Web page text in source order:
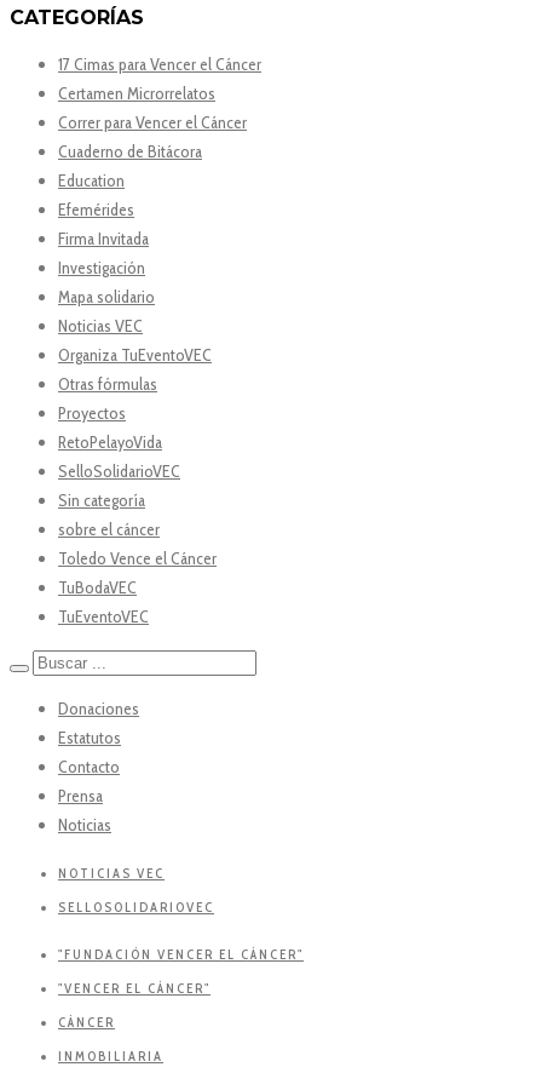
CATEGORÍAS
17 Cimas para Vencer el Cáncer
Certamen Microrrelatos
Correr para Vencer el Cáncer
Cuaderno de Bitácora
Education
Efemérides
Firma Invitada
Investigación
Mapa solidario
Noticias VEC
Organiza TuEventoVEC
Otras fórmulas
Proyectos
RetoPelayoVida
SelloSolidarioVEC
Sin categoría
sobre el cáncer
Toledo Vence el Cáncer
TuBodaVEC
TuEventoVEC
Donaciones
Estatutos
Contacto
Prensa
Noticias
NOTICIAS VEC
SELLOSOLIDARIOVEC
"FUNDACIÓN VENCER EL CÁNCER"
"VENCER EL CÁNCER"
CÁNCER
INMOBILIARIA